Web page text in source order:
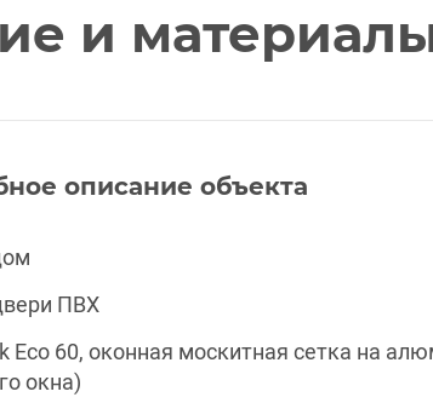
и
описание объекта
ПВХ
Eco 60, оконная москитная сетка на
окна)